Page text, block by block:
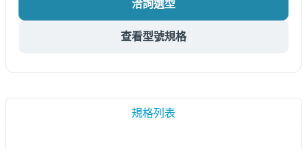
洽詢選型
查看型號規格
規格列表